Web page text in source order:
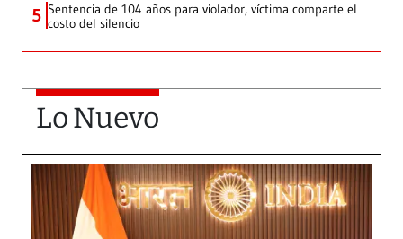
5 Sentencia de 104 años para violador, víctima comparte el
costo del silencio
Lo Nuevo